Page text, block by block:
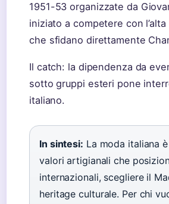
1951-53 organizzate da
iniziato a competere con
che sfidano direttamente
Il catch: la dipendenza da
sotto gruppi esteri pone
italiano.
In sintesi: La moda italiana
valori artigianali che
internazionali, scegliere il
heritage culturale. Per chi